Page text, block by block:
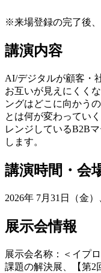
※来場登録の完了後
講演内容
AI/デジタルが顧客・
お互いが見えにくく
ングはどこに向かう
とは何が変わってい
レンジしているB2B
します。
講演時間・会
2026年 7月31日（金
展示会情報
展示会名称：＜イプ
課題の解決展、【第2